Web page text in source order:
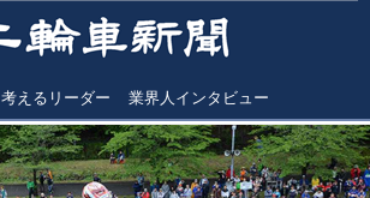
考えるリーダー 業界人インタビュー